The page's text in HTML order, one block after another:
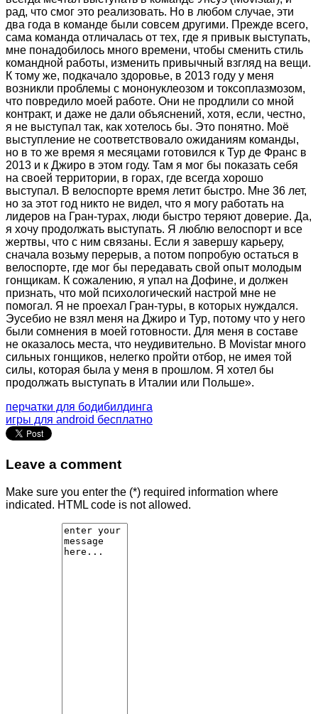
рад, что смог это реализовать. Но в любом случае, эти
два года в команде были совсем другими. Прежде всего,
сама команда отличалась от тех, где я привык выступать,
мне понадобилось много времени, чтобы сменить стиль
командной работы, изменить привычный взгляд на вещи.
К тому же, подкачало здоровье, в 2013 году у меня
возникли проблемы с мононуклеозом и токсоплазмозом,
что повредило моей работе. Они не продлили со мной
контракт, и даже не дали объяснений, хотя, если, честно,
я не выступал так, как хотелось бы. Это понятно. Моё
выступление не соответствовало ожиданиям команды,
но в то же время я месяцами готовился к Тур де Франс в
2013 и к Джиро в этом году. Там я мог бы показать себя
на своей территории, в горах, где всегда хорошо
выступал. В велоспорте время летит быстро. Мне 36 лет,
но за этот год никто не видел, что я могу работать на
лидеров на Гран-турах, люди быстро теряют доверие. Да,
я хочу продолжать выступать. Я люблю велоспорт и все
жертвы, что с ним связаны. Если я завершу карьеру,
сначала возьму перерыв, а потом попробую остаться в
велоспорте, где мог бы передавать свой опыт молодым
гонщикам. К сожалению, я упал на Дофине, и должен
признать, что мой психологический настрой мне не
помогал. Я не проехал Гран-туры, в которых нуждался.
Эусебио не взял меня на Джиро и Тур, потому что у него
были сомнения в моей готовности. Для меня в составе
не оказалось места, что неудивительно. В Movistar много
сильных гонщиков, нелегко пройти отбор, не имея той
силы, которая была у меня в прошлом. Я хотел бы
продолжать выступать в Италии или Польше».
перчатки для бодибилдинга
игры для android бесплатно
Leave a comment
Make sure you enter the (*) required information where
indicated. HTML code is not allowed.